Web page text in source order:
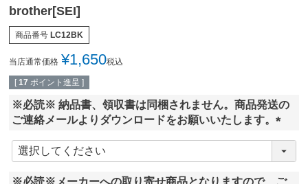
brother[SEI]
商品番号 LC12BK
当店通常価格 ¥1,650税込
[ 17 ポイント進呈 ]
※必読※ 納品書、領収書は同梱されません。商品発送の
ご連絡メールよりダウンロードをお願いいたします。
(
必
※必読※メーカーへの取り寄せ商品となりますので、ご